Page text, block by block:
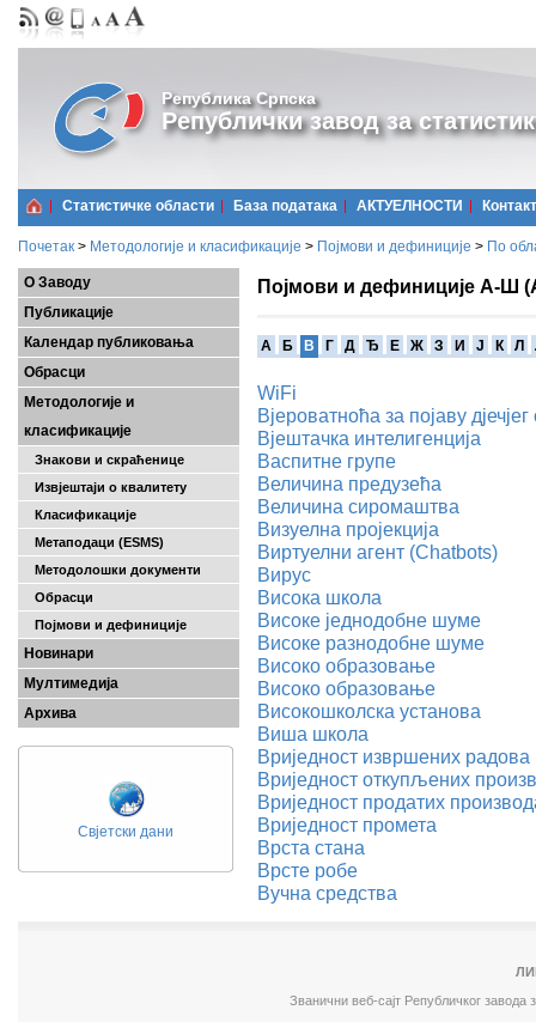
Република Српска
Републички завод за
Статистичке области Базa података АКТУЕЛНОСТИ Контакт
Почетак > Методологије и класификације > Појмови и дефиниције > По
О Заводу
Публикације
Календар публиковања
Обрасци
Методологије и
класификације
Знакови и скраћенице
Извјештаји о квалитету
Класификације
Метаподаци (ESMS)
Методолошки документи
Обрасци
Појмови и дефиниције
Новинари
Мултимедија
Архива
Свјетски дани
Појмови и дефиниције А-Ш
A Б В Г Д Ђ Е Ж З И Ј К Л
WiFi
Вјероватноћа за појаву
Вјештачка интелигенција
Васпитне групе
Величина предузећа
Величина сиромаштва
Визуелна пројекција
Виртуелни агент (Chatbots)
Вирус
Висока школа
Високе једнодобне шуме
Високе разнодобне шуме
Високо образовање
Високо образовање
Високошколска установа
Виша школа
Вриједност извршених радова
Вриједност откупљених
Вриједност продатих
Вриједност промета
Врста стана
Врсте робе
Вучна средства
Званични веб-сајт Републичког